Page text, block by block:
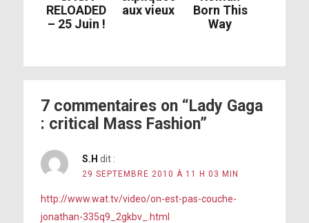
RELOADED
– 25 Juin !
aux vieux
Born This
Way
7 commentaires on “Lady Gaga
: critical Mass Fashion”
S.H dit :
29 SEPTEMBRE 2010 À 11 H 03 MIN
http://www.wat.tv/video/on-est-pas-couche-
jonathan-335q9_2gkbv_.html